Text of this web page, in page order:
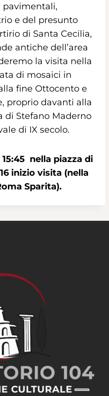
e del presunto
di Santa Cecilia,
antiche dell’area
la visita nella
di mosaici in
fine Ottocento e
proprio davanti alla
di Stefano Maderno
di IX secolo.
nella piazza di
inizio visita (nella
Sparita).